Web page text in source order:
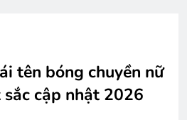
tên bóng chuyền nữ
cập nhật 2026